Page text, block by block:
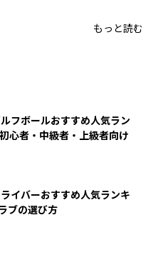
もっと読む
フボールおすすめ人気ラン
心者・中級者・上級者向け
イバーおすすめ人気ランキ
ブの選び方